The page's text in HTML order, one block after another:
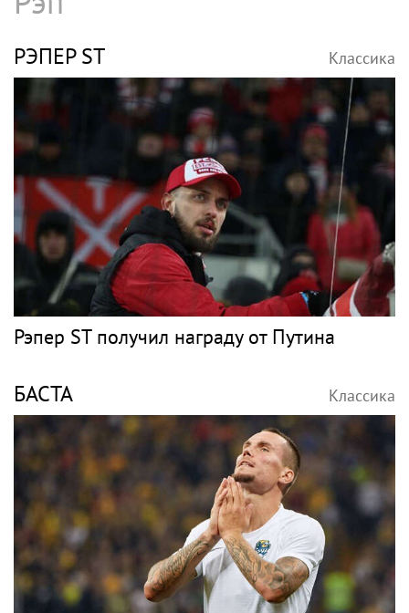
РЭПЕР ST Классика
Рэпер ST получил награду от Путина
БАСТА Классика